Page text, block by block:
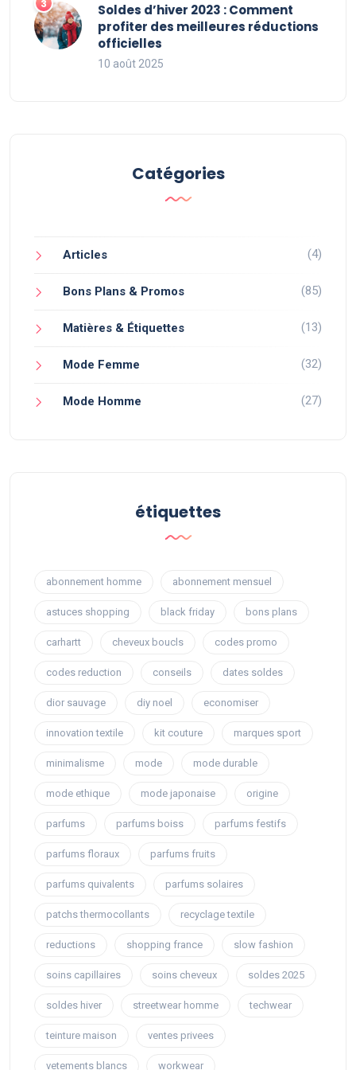
Soldes d’hiver 2023 : Comment
profiter des meilleures réductions
officielles
10 août 2025
Catégories
Articles (4)
Bons Plans & Promos (85)
Matières & Étiquettes (13)
Mode Femme (32)
Mode Homme (27)
étiquettes
abonnement homme abonnement mensuel
astuces shopping black friday bons plans
carhartt cheveux boucls codes promo
codes reduction conseils dates soldes
dior sauvage diy noel economiser
innovation textile kit couture marques sport
minimalisme mode mode durable
mode ethique mode japonaise origine
parfums parfums boiss parfums festifs
parfums floraux parfums fruits
parfums quivalents parfums solaires
patchs thermocollants recyclage textile
reductions shopping france slow fashion
soins capillaires soins cheveux soldes 2025
soldes hiver streetwear homme techwear
teinture maison ventes privees
vetements blancs workwear